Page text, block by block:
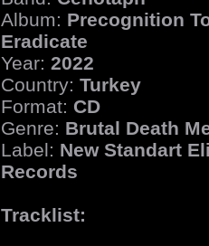
Album: Precognition
Eradicate
Year: 2022
Country: Turkey
Format: CD
Genre: Brutal Death
Label: New Standart
Records
Tracklist: